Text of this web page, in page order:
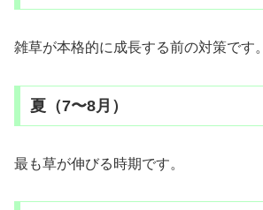
雑草が本格的に成長する前の対策です。
夏（7〜8月）
最も草が伸びる時期です。